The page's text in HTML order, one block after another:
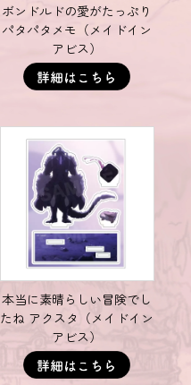
ボンドルドの愛がたっぷり
パタパタメモ（メイドイン
アビス）
本当に素晴らしい冒険でし
たね アクスタ（メイドイン
アビス）